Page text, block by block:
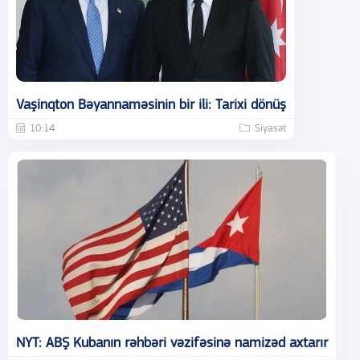
Vaşinqton Bəyannaməsinin bir ili: Tarixi dönüş
10:14 Siyasət
NYT: ABŞ Kubanın rəhbəri vəzifəsinə namizəd axtarır